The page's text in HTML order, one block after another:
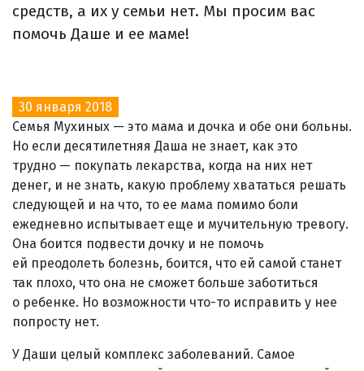
средств, а их у семьи нет. Мы просим вас
помочь Даше и ее маме!
30 января 2018
Семья Мухиных — это мама и дочка и обе они больны.
Но если десятилетняя Даша не знает, как это
трудно — покупать лекарства, когда на них нет
денег, и не знать, какую проблему хвататься решать
следующей и на что, то ее мама помимо боли
ежедневно испытывает еще и мучительную тревогу.
Она боится подвести дочку и не помочь
ей преодолеть болезнь, боится, что ей самой станет
так плохо, что она не сможет больше заботиться
о ребенке. Но возможности что-то исправить у нее
попросту нет.
У Даши целый комплекс заболеваний. Самое